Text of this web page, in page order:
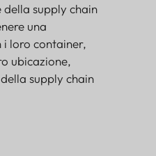
supply chain
una
i loro container,
ubicazione,
supply chain